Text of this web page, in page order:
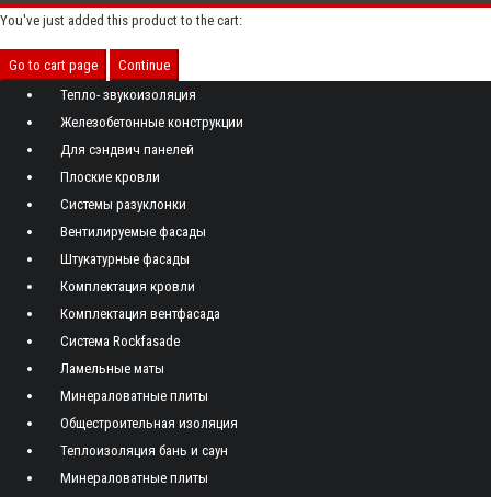
You've just added this product to the cart:
Go to cart page
Continue
Тепло- звукоизоляция
Железобетонные конструкции
Для сэндвич панелей
Плоские кровли
Системы разуклонки
Вентилируемые фасады
Штукатурные фасады
Комплектация кровли
Комплектация вентфасада
Система Rockfasade
Ламельные маты
Минераловатные плиты
Общестроительная изоляция
Теплоизоляция бань и саун
Минераловатные плиты